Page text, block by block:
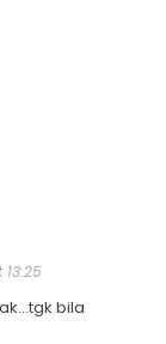
bila